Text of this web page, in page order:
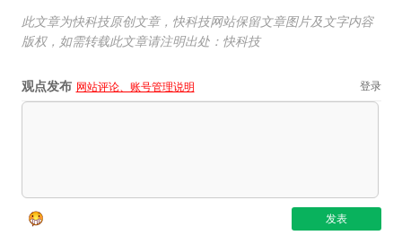
此文章为快科技原创文章，快科技网站保留文章图片及文字内容
版权，如需转载此文章请注明出处：快科技
观点发布 网站评论、账号管理说明 登录